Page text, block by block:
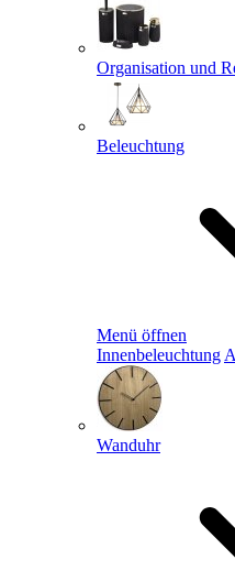
Organisation und
Beleuchtung
Menü öffnen
Innenbeleuchtung
Wanduhr